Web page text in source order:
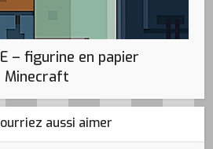
– figurine en papier
Minecraft
aussi aimer